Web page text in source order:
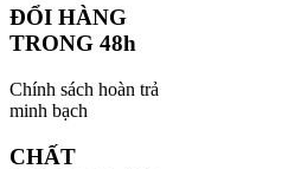
ĐỔI HÀNG
TRONG 48h
Chính sách hoàn trả
minh bạch
CHẤT